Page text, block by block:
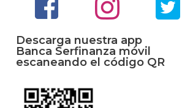
Descarga nuestra app
Banca Serfinanza móvil
escaneando el código QR